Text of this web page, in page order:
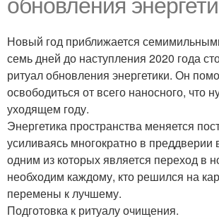
обновления
Новый год приближается
семь дней до наступления 2020 года
ритуал обновления энергетики. Он
освободиться от всего наносного, что
уходящем году.
Энергетика пространства меняется
усиливаясь многократно в
одним из которых является переход в
необходим каждому, кто решился на
перемены к лучшему.
Подготовка к ритуалу очищения.